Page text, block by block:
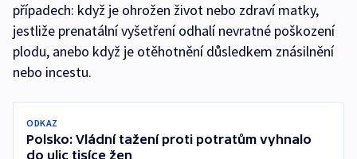
případech: když je ohrožen život nebo zdraví matky,
jestliže prenatální vyšetření odhalí nevratné poškození
plodu, anebo když je otěhotnění důsledkem znásilnění
nebo incestu.
ODKAZ
Polsko: Vládní tažení proti potratům vyhnalo
do ulic tisíce žen